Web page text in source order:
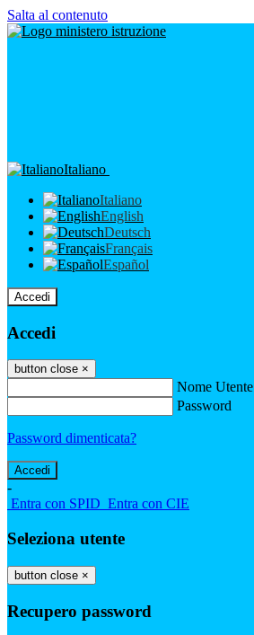
Salta al contenuto
Italiano
Italiano
English
Deutsch
Français
Español
Accedi
Accedi
button close ×
Nome Utente
Password
Password dimenticata?
-
Entra con SPID Entra con CIE
Seleziona utente
button close ×
Recupero password